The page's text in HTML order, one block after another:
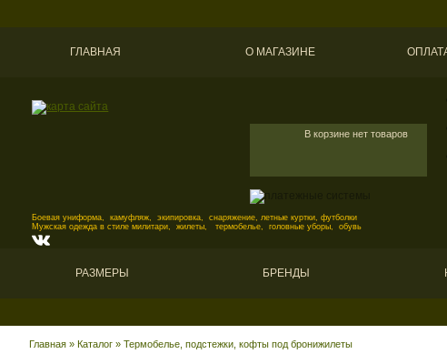
ГЛАВНАЯ О МАГАЗИНЕ
В корзине нет товаров
Боевая униформа, камуфляж, экипировка, снаряжение, летные куртки, футболки
Мужская одежда в стиле милитари, жилеты, термобелье, головные уборы, обувь
РАЗМЕРЫ БРЕНДЫ
Главная » Каталог » Термобелье, подстежки, кофты под бронижилеты